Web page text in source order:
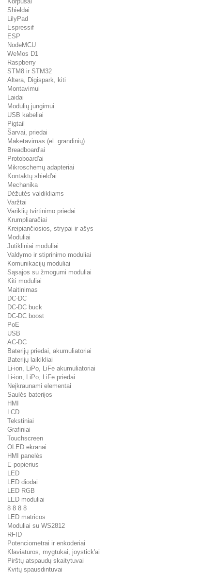
Shieldai
LilyPad
Espressif
ESP
NodeMCU
WeMos D1
Raspberry
STM8 ir STM32
Altera, Digispark, kiti
Montavimui
Laidai
Modulių jungimui
USB kabeliai
Pigtail
Šarvai, priedai
Maketavimas (el. grandinių)
Breadboard'ai
Protoboard'ai
Mikroschemų adapteriai
Kontaktų shield'ai
Mechanika
Dėžutės valdikliams
Varžtai
Variklių tvirtinimo priedai
Krumpliaračiai
Kreipiančiosios, strypai ir ašys
Moduliai
Jutikliniai moduliai
Valdymo ir stiprinimo moduliai
Komunikacijų moduliai
Sąsajos su žmogumi moduliai
Kiti moduliai
Maitinimas
DC-DC
DC-DC buck
DC-DC boost
PoE
USB
AC-DC
Baterijų priedai, akumuliatoriai
Baterijų laikikliai
Li-ion, LiPo, LiFe akumuliatoriai
Li-ion, LiPo, LiFe priedai
Neįkraunami elementai
Saulės baterijos
HMI
LCD
Tekstiniai
Grafiniai
Touchscreen
OLED ekranai
HMI panelės
E-popierius
LED
LED diodai
LED RGB
LED moduliai
8 8 8 8
LED matricos
Moduliai su WS2812
RFID
Potenciometrai ir enkoderiai
Klaviatūros, mygtukai, joystick'ai
Pirštų atspaudų skaitytuvai
Kvitų spausdintuvai